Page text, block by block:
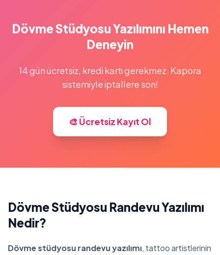
Dövme Stüdyosu Yazılımını Hemen
Deneyin
14 gün ücretsiz, kredi kartı gerekmez. Kapora
sistemiyle iptallere son!
🎨 Ücretsiz Kayıt Ol
Dövme Stüdyosu Randevu Yazılımı
Nedir?
Dövme stüdyosu randevu yazılımı, tattoo artistlerinin